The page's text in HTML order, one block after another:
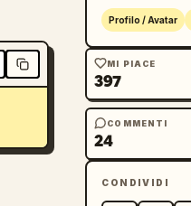
Profilo / Avatar
MI PIACE
397
COMMENTI
24
CONDIVIDI